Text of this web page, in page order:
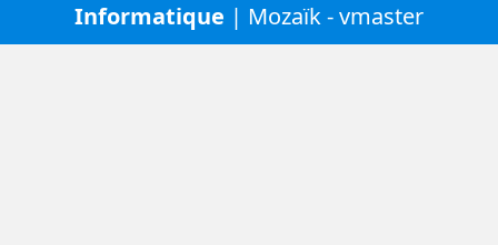
Informatique | Mozaïk - vmaster